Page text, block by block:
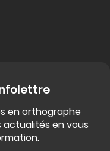
en orthographe
actualités en vous